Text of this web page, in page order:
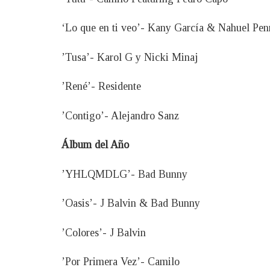
‘Lo que en ti veo’- Kany García & Nahuel
’Tusa’- Karol G y Nicki Minaj
’René’- Residente
’Contigo’- Alejandro Sanz
Álbum del Año
’YHLQMDLG’- Bad Bunny
’Oasis’- J Balvin & Bad Bunny
’Colores’- J Balvin
’Por Primera Vez’- Camilo